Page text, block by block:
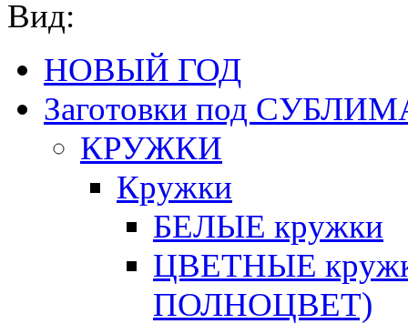
Вид:
НОВЫЙ ГОД
Заготовки под
КРУЖКИ
Кружки
БЕЛЫЕ кружки
ЦВЕТНЫЕ
ПОЛНОЦВЕТ)